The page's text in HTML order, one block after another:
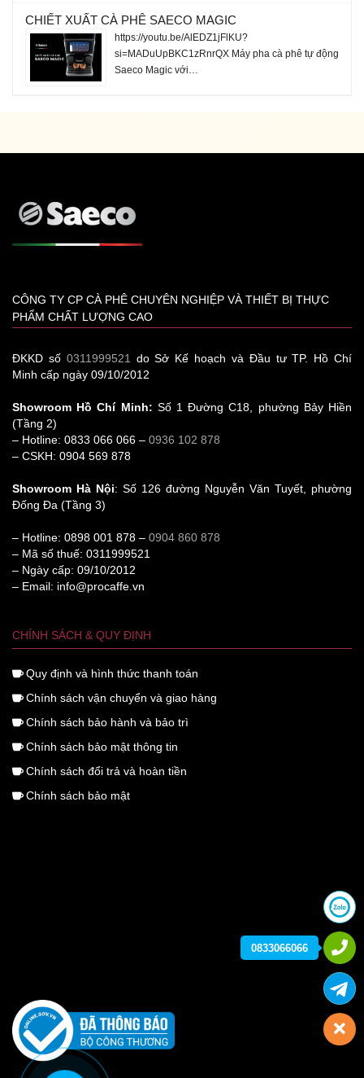
CHIẾT XUẤT CÀ PHÊ SAECO MAGIC
https://youtu.be/AlEDZ1jFlKU?
si=MADuUpBKC1zRnrQX Máy pha cà phê tự động
Saeco Magic với…
CÔNG TY CP CÀ PHÊ CHUYÊN NGHIỆP VÀ THIẾT BỊ THỰC
PHẨM CHẤT LƯỢNG CAO
ĐKKD số 0311999521
do Sở Kế hoạch và Đầu tư TP. Hồ Chí
Minh cấp ngày 09/10/2012
Showroom Hồ Chí Minh: Số 1 Đường C18, phường Bảy Hiền
(Tầng 2)
– Hotline: 0833 066 066 – 0936 102 878
– CSKH: 0904 569 878
Showroom Hà Nội: Số 126 đường Nguyễn Văn Tuyết, phường
Đống Đa (Tầng 3)
– Hotline: 0898 001 878 – 0904 860 878
– Mã số thuế: 0311999521
– Ngày cấp: 09/10/2012
– Email: info@procaffe.vn
CHÍNH SÁCH & QUY ĐỊNH
Quy định và hình thức thanh toán
Chính sách vận chuyển và giao hàng
Chính sách bảo hành và bảo trì
Chính sách bảo mật thông tin
Chính sách đổi trả và hoàn tiền
Chính sách bảo mật
0833066066